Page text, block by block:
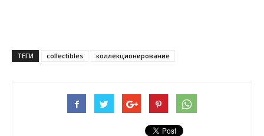
ТЕГИ collectibles коллекционирование